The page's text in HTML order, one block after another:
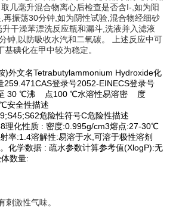
取几毫升混合物离心后检查是否含I-,如为阳
,再振荡30分钟,如为阴性试验,混合物经细砂
干澡苯漂洗反应瓶和漏斗,洗液并入滤液
钟,以防吸收水汽和二氧碳。 上述反应中可
碘化在甲中较为稳定。
)外文名Tetrabutylammonium Hydroxide化
259.471CAS登录号2052-EINECS登录号
30 ℃沸 点100 ℃水溶性易溶密 度
安全性描述
危险性符号C危险性描述
理化性质 : 密度:0.995g/cm3熔点:27-30℃
率:1.4溶解性:易溶于水,可溶于极性溶剂
化学数据 : 疏水参数计算参考值(XlogP):无
数量:
刺激性气味。